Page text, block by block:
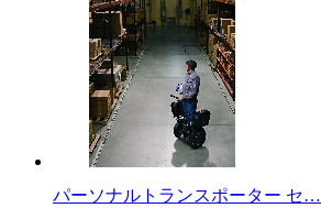
パーソナルトランスポーター セ…